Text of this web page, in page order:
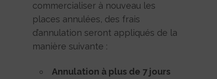
commercialiser à nouveau les
places annulées, des frais
d’annulation seront appliqués de la
manière suivante :
Annulation à plus de 7 jours